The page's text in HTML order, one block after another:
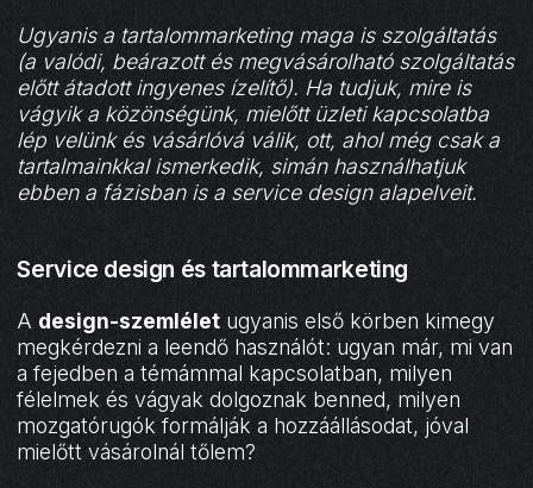
Ugyanis a tartalommarketing maga is szolgáltatás
(a valódi, beárazott és megvásárolható szolgáltatás
előtt átadott ingyenes ízelítő). Ha tudjuk, mire is
vágyik a közönségünk, mielőtt üzleti kapcsolatba
lép velünk és vásárlóvá válik, ott, ahol még csak a
tartalmainkkal ismerkedik, simán használhatjuk
ebben a fázisban is a service design alapelveit.
Service design és tartalommarketing
A design-szemlélet ugyanis első körben kimegy
megkérdezni a leendő használót: ugyan már, mi van
a fejedben a témámmal kapcsolatban, milyen
félelmek és vágyak dolgoznak benned, milyen
mozgatórugók formálják a hozzáállásodat, jóval
mielőtt vásárolnál tőlem?